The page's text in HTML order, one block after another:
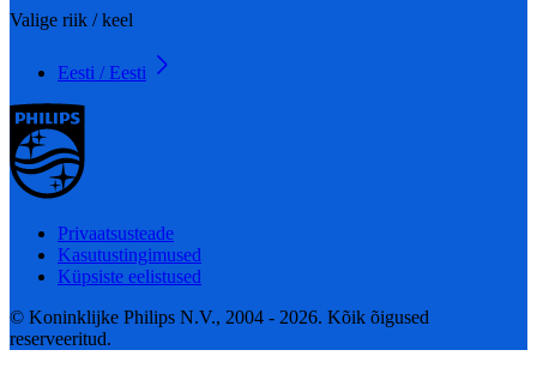
Valige riik / keel
Eesti / Eesti
Privaatsusteade
Kasutustingimused
Küpsiste eelistused
© Koninklijke Philips N.V., 2004 - 2026. Kõik õigused
reserveeritud.